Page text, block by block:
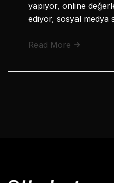
yapıyor, online
ediyor, sosyal medya
Read More